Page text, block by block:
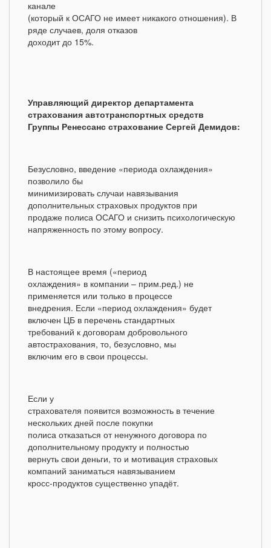
канале
(который к ОСАГО не имеет никакого отношения). В
ряде случаев, доля отказов
доходит до 15%.
Управляющий директор департамента
страхования автотранспортных средств
Группы Ренессанс страхование Сергей Демидов:
Безусловно, введение «периода охлаждения»
позволило бы
минимизировать случаи навязывания
дополнительных страховых продуктов при
продаже полиса ОСАГО и снизить психологическую
напряженность по этому вопросу.
В настоящее время («период
охлаждения» в компании – прим.ред.) не
применяется или только в процессе
внедрения. Если «период охлаждения» будет
включен ЦБ в перечень стандартных
требований к договорам добровольного
автострахования, то, безусловно, мы
включим его в свои процессы.
Если у
страхователя появится возможность в течение
нескольких дней после покупки
полиса отказаться от ненужного договора по
дополнительному продукту и полностью
вернуть свои деньги, то и мотивация страховых
компаний заниматься навязыванием
кросс-продуктов существенно упадёт.